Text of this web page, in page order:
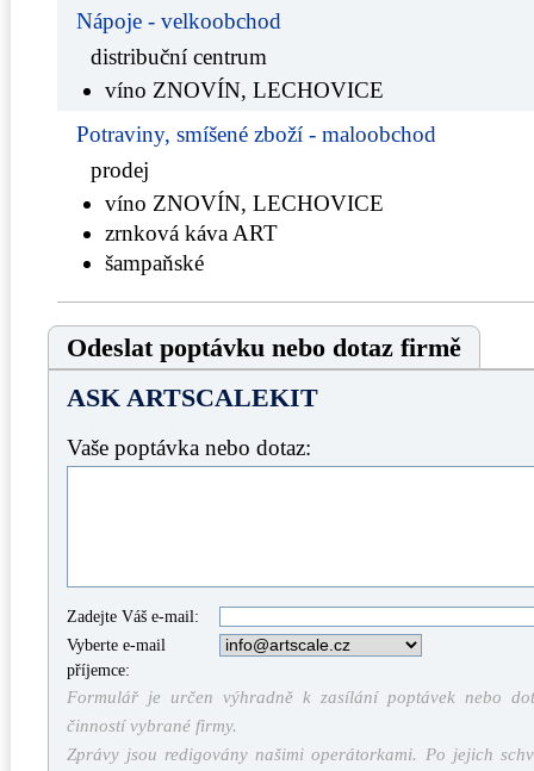
Nápoje - velkoobchod
distribuční centrum
víno ZNOVÍN, LECHOVICE
Potraviny, smíšené zboží - maloobchod
prodej
víno ZNOVÍN, LECHOVICE
zrnková káva ART
šampaňské
Odeslat poptávku nebo dotaz firmě
ASK ARTSCALEKIT
Vaše poptávka nebo dotaz:
Zadejte Váš e-mail:
Vyberte e-mail
příjemce:
Formulář je určen výhradně k zasílání poptávek nebo
činností vybrané firmy.
Zprávy jsou redigovány našimi operátorkami. Po jejich